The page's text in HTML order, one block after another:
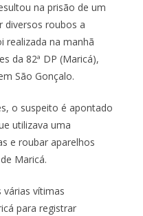
na prisão de um
diversos roubos a
realizada na manhã
da 82ª DP (Maricá),
São Gonçalo.
o suspeito é apontado
utilizava uma
e roubar aparelhos
Maricá.
vítimas
para registrar